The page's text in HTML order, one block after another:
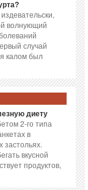
волнующий
случай
калом был
диету
2-го типа
в
вкусной
продуктов,